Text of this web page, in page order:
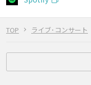
TOP ライブ･コンサート